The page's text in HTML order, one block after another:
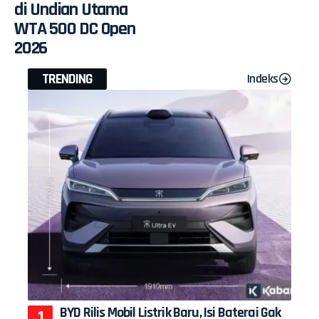
di Undian Utama
WTA 500 DC Open
2026
TRENDING Indeks
BYD Rilis Mobil Listrik Baru, Isi Baterai Gak